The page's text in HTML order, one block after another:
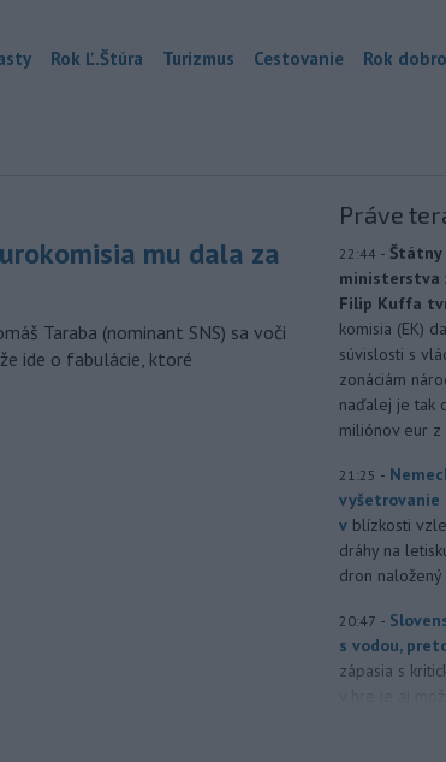
Rok Ľ.Štúra Turizmus Cestovanie Rok
mu dala za
Taraba (nominant SNS) sa voči
ide o fabulácie, ktoré
Práve
22:44 -
ministerstva
Filip Kuffa
komisia (EK)
súvislosti s
zonáciám
naďalej je tak
miliónov eur z
21:25 -
vyšetrovanie
v blízkosti
dráhy na
dron naložený
20:47 -
s vodou,
zápasia s